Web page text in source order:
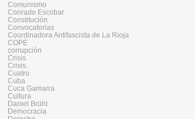
Comunismo
Conrado Escobar
Constitución
Convocatorias
Coordinadora Antifascista de La Rioja
COPE
corrupción
Crisis
Crisis.
Cuatro
Cuba
Cuca Gamarra
Cultura
Daniel Brühl
Democracia